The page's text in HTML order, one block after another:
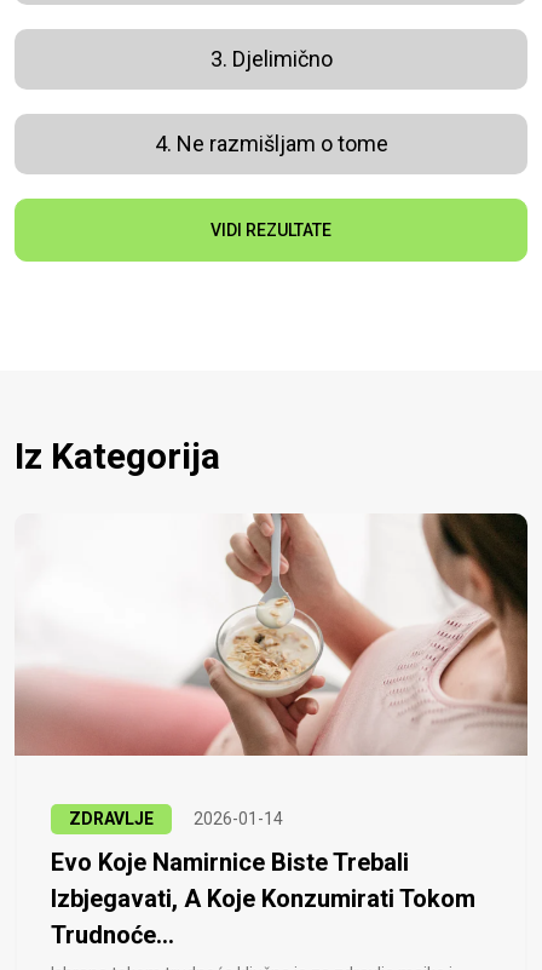
3. Djelimično
4. Ne razmišljam o tome
VIDI REZULTATE
Iz Kategorija
ZDRAVLJE 2026-01-14
Evo Koje Namirnice Biste Trebali
Izbjegavati, A Koje Konzumirati Tokom
Trudnoće...